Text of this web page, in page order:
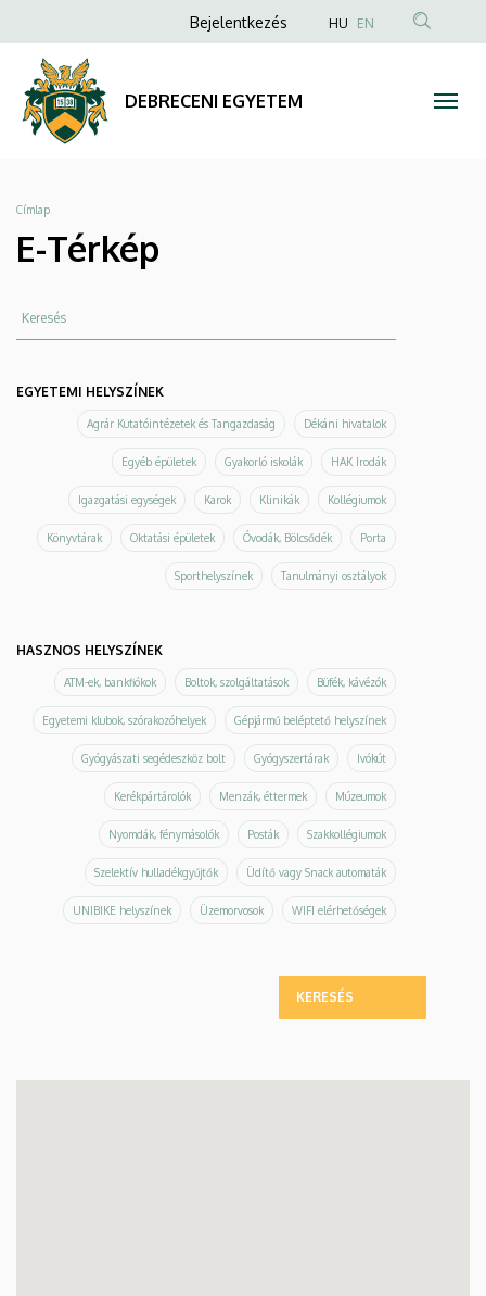
Térkép
DEBRECENI
EGYETEM
a
tartalomra
Anonim
menüje
Bejelentkezés HU EN
DEBRECENI EGYETEM
Morzsa
Címlap
E-Térkép
Keresés
EGYETEMI HELYSZÍNEK
Agrár Kutatóintézetek és Tangazdaság Dékáni hivatalok
Egyéb épületek Gyakorló iskolák HAK Irodák
Igazgatási egységek Karok Klinikák Kollégiumok
Könyvtárak Oktatási épületek Óvodák, Bölcsődék Porta
Sporthelyszínek Tanulmányi osztályok
HASZNOS HELYSZÍNEK
ATM-ek, bankfiókok Boltok, szolgáltatások Büfék, kávézók
Egyetemi klubok, szórakozóhelyek Gépjármű beléptető helyszínek
Gyógyászati segédeszköz bolt Gyógyszertárak Ivókút
Kerékpártárolók Menzák, éttermek Múzeumok
Nyomdák, fénymásolók Posták Szakkollégiumok
Szelektív hulladékgyűjtők Üdítő vagy Snack automaták
UNIBIKE helyszínek Üzemorvosok WIFI elérhetőségek